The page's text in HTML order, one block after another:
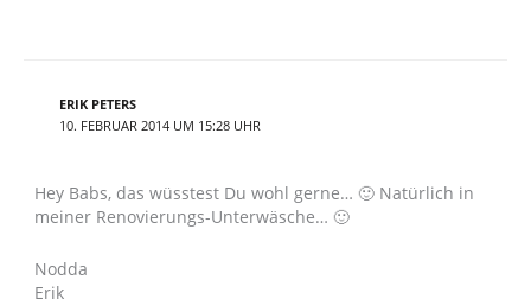
ERIK PETERS
10. FEBRUAR 2014 UM 15:28 UHR
Hey Babs, das wüsstest Du wohl gerne… 🙂 Natürlich in
meiner Renovierungs-Unterwäsche… 🙂
Nodda
Erik